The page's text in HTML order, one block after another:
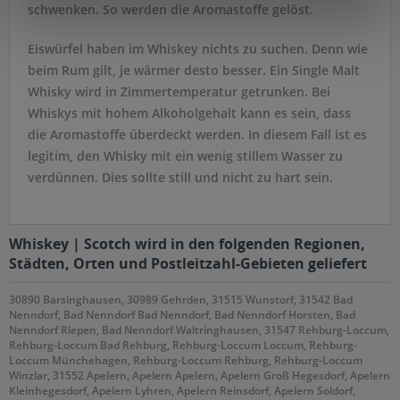
schwenken. So werden die Aromastoffe gelöst.
Eiswürfel haben im Whiskey nichts zu suchen. Denn wie
beim Rum gilt, je wärmer desto besser. Ein Single Malt
Whisky wird in Zimmertemperatur getrunken. Bei
Whiskys mit hohem Alkoholgehalt kann es sein, dass
die Aromastoffe überdeckt werden. In diesem Fall ist es
legitim, den Whisky mit ein wenig stillem Wasser zu
verdünnen. Dies sollte still und nicht zu hart sein.
Whiskey | Scotch wird in den folgenden Regionen,
Städten, Orten und Postleitzahl-Gebieten geliefert
30890 Barsinghausen, 30989 Gehrden, 31515 Wunstorf, 31542 Bad
Nenndorf, Bad Nenndorf Bad Nenndorf, Bad Nenndorf Horsten, Bad
Nenndorf Riepen, Bad Nenndorf Waltringhausen, 31547 Rehburg-Loccum,
Rehburg-Loccum Bad Rehburg, Rehburg-Loccum Loccum, Rehburg-
Loccum Münchehagen, Rehburg-Loccum Rehburg, Rehburg-Loccum
Winzlar, 31552 Apelern, Apelern Apelern, Apelern Groß Hegesdorf, Apelern
Kleinhegesdorf, Apelern Lyhren, Apelern Reinsdorf, Apelern Soldorf,